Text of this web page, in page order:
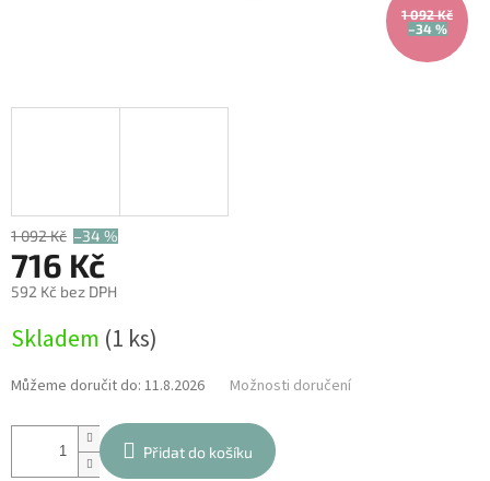
1 092 Kč
–34 %
1 092 Kč –34 %
716 Kč
592 Kč bez DPH
cena:
Skladem (1 ks)
Můžeme doručit do: 11.8.2026 Možnosti doručení
Přidat do košíku